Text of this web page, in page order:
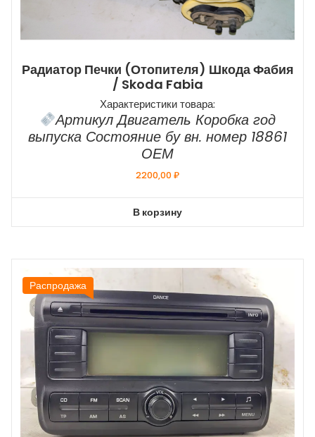
Радиатор Печки (отопителя) Шкода Фабия
/ Skoda Fabia
Характеристики товара:
Артикул Двигатель Коробка год
выпуска Состояние бу вн. номер 18861
ОЕМ
2200,00₽
В корзину
Распродажа